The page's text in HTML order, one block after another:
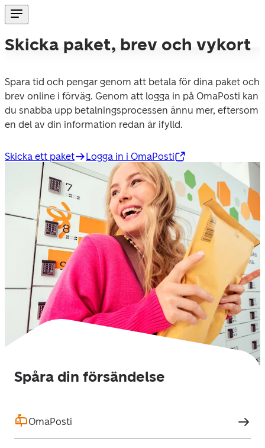
Skicka paket, brev och vykort
Spara tid och pengar genom att betala för dina paket och
brev online i förväg. Genom att logga in på OmaPosti kan
du snabba upp betalningsprocessen ännu mer, eftersom
en del av din information redan är ifylld.
Skicka ett paket Logga in i OmaPosti
Spåra din försändelse
OmaPosti